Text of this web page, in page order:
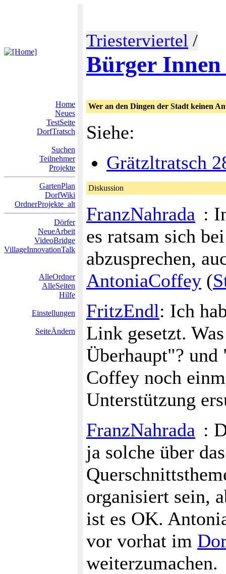
Triesterviertel /
Bürger
Home
Neues
TestSeite
DorfTratsch
Suchen
Teilnehmer
Projekte
GartenPlan
DorfWiki
OrdnerProjekte_alt
Dörfer
NeueArbeit
VideoBridge
VillageInnovationTalk
AlleOrdner
AlleSeiten
Hilfe
Einstellungen
SeiteÄndern
Wer an den Dingen der Stadt keinen
Siehe:
Grätzltratsch
Diskussion
FranzNahrada :
es ratsam sich
abzusprechen,
AntoniaCoffey (
FritzEndl: Ich
Link gesetzt.
Überhaupt"?
Coffey noch
Unterstützung
FranzNahrada :
ja solche über
organisiert sein,
ist es OK.
vor vorhat im
weiterzumachen.